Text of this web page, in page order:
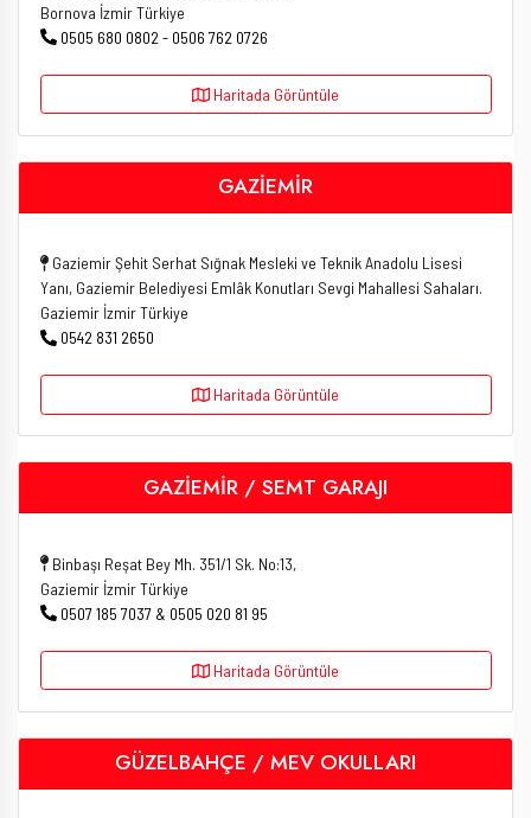
Bornova İzmir Türkiye
0505 680 0802 - 0506 762 0726
Haritada Görüntüle
GAZİEMİR
Gaziemir Şehit Serhat Sığnak Mesleki ve Teknik Anadolu Lisesi
Yanı, Gaziemir Belediyesi Emlâk Konutları Sevgi Mahallesi Sahaları.
Gaziemir İzmir Türkiye
0542 831 2650
Haritada Görüntüle
GAZİEMİR / SEMT GARAJI
Binbaşı Reşat Bey Mh. 351/1 Sk. No:13,
Gaziemir İzmir Türkiye
0507 185 7037 & 0505 020 81 95
Haritada Görüntüle
GÜZELBAHÇE / MEV OKULLARI